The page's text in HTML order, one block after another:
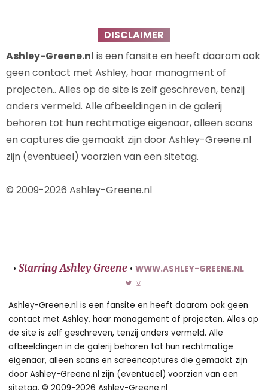
DISCLAIMER
Ashley-Greene.nl is een fansite en heeft daarom ook
geen contact met Ashley, haar managment of
projecten.. Alles op de site is zelf geschreven, tenzij
anders vermeld. Alle afbeeldingen in de galerij
behoren tot hun rechtmatige eigenaar, alleen scans
en captures die gemaakt zijn door Ashley-Greene.nl
zijn (eventueel) voorzien van een sitetag.
© 2009-2026 Ashley-Greene.nl
• Starring Ashley Greene • WWW.ASHLEY-GREENE.NL
Ashley-Greene.nl is een fansite en heeft daarom ook geen
contact met Ashley, haar management of projecten. Alles op
de site is zelf geschreven, tenzij anders vermeld. Alle
afbeeldingen in de galerij behoren tot hun rechtmatige
eigenaar, alleen scans en screencaptures die gemaakt zijn
door Ashley-Greene.nl zijn (eventueel) voorzien van een
sitetag. © 2009-2026 Ashley-Greene.nl